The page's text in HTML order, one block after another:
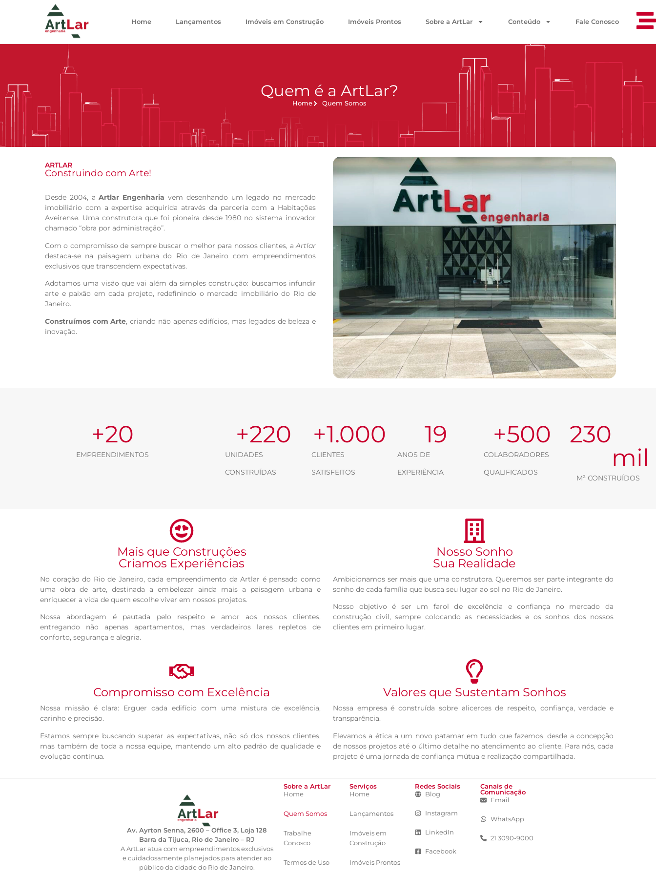
Home Lançamentos Imóveis em Construção Imóveis Prontos Sobre a ArtLar Conteúdo Fale Conosco
Quem é a ArtLar?
Home Quem Somos
ARTLAR
Construindo com Arte!
Desde 2004, aArtlar Engenharia vem desenhando um legado no mercado
imobiliário com a expertise adquirida através da parceria com a Habitações
Aveirense. Uma construtora que foi pioneira desde 1980 no sistema inovador
chamado “obra por administração”.
Com o compromisso de sempre buscar o melhor para nossos clientes, aArtlar
destaca-se na paisagem urbana do Rio de Janeiro com empreendimentos
exclusivos que transcendem expectativas.
Adotamos uma visão que vai além da simples construção: buscamos infundir
arte e paixão em cada projeto, redefinindo o mercado imobiliário do Rio de
Janeiro.
Construímos com Arte, criando não apenas edifícios, mas legados de beleza e
inovação.
EMPREENDIMENTOS
+20
UNIDADES
CONSTRUÍDAS
+220
CLIENTES
SATISFEITOS
+1.000
ANOS DE
EXPERIÊNCIA
19
COLABORADORES
QUALIFICADOS
+500
M² CONSTRUÍDOS
230
mil
Mais que Construções
Criamos Experiências
No coração do Rio de Janeiro, cada empreendimento da Artlar é pensado como
uma obra de arte, destinada a embelezar ainda mais a paisagem urbana e
enriquecer a vida de quem escolhe viver em nossos projetos.
Nossa abordagem é pautada pelo respeito e amor aos nossos clientes,
entregando não apenas apartamentos, mas verdadeiros lares repletos de
conforto, segurança e alegria.
Nosso Sonho
Sua Realidade
Ambicionamos ser mais que uma construtora. Queremos ser parte integrante do
sonho de cada família que busca seu lugar ao sol no Rio de Janeiro.
Nosso objetivo é ser um farol de excelência e confiança no mercado da
construção civil, sempre colocando as necessidades e os sonhos dos nossos
clientes em primeiro lugar.
Compromisso com Excelência
Nossa missão é clara: Erguer cada edifício com uma mistura de excelência,
carinho e precisão.
Estamos sempre buscando superar as expectativas, não só dos nossos clientes,
mas também de toda a nossa equipe, mantendo um alto padrão de qualidade e
evolução contínua.
Valores que Sustentam Sonhos
Nossa empresa é construída sobre alicerces de respeito, confiança, verdade e
transparência.
Elevamos a ética a um novo patamar em tudo que fazemos, desde a concepção
de nossos projetos até o último detalhe no atendimento ao cliente. Para nós, cada
projeto é uma jornada de confiança mútua e realização compartilhada.
Av. Ayrton Senna, 2600 – Office 3, Loja 128
Barra da Tijuca, Rio de Janeiro – RJ
A ArtLar atua com empreendimentos exclusivos
e cuidadosamente planejados para atender ao
público da cidade do Rio de Janeiro.
Sobre a ArtLar
Home
Quem Somos
Trabalhe
Conosco
Termos de Uso
Serviços
Home
Lançamentos
Imóveis em
Construção
Imóveis Prontos
Redes Sociais
Blog
Instagram
LinkedIn
Facebook
Canais de
Comunicação
Email
WhatsApp
21 3090-9000